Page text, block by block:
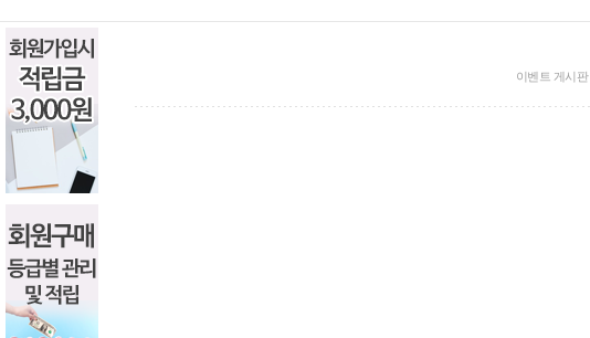
이벤트 게시판